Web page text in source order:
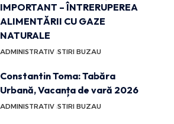
IMPORTANT – ÎNTRERUPEREA
ALIMENTĂRII CU GAZE
NATURALE
ADMINISTRATIV STIRI BUZAU
Constantin Toma: Tabăra
Urbană, Vacanța de vară 2026
ADMINISTRATIV STIRI BUZAU